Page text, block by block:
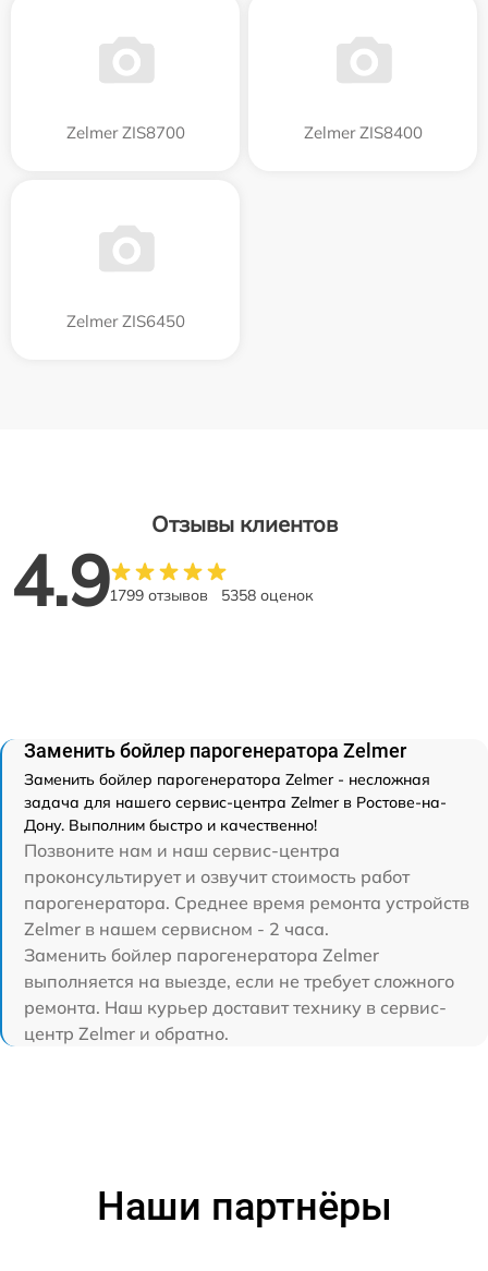
Zelmer ZIS8700 Zelmer ZIS8400
Zelmer ZIS6450
Отзывы клиентов
4.91799 отзывов 5358 оценок
Заменить бойлер парогенератора Zelmer
Заменить бойлер парогенератора Zelmer - несложная
задача для нашего сервис-центра Zelmer в Ростове-на-
Дону. Выполним быстро и качественно!
Позвоните нам и наш сервис-центра
проконсультирует и озвучит стоимость работ
парогенератора. Среднее время ремонта устройств
Zelmer в нашем сервисном - 2 часа.
Заменить бойлер парогенератора Zelmer
выполняется на выезде, если не требует сложного
ремонта. Наш курьер доставит технику в сервис-
центр Zelmer и обратно.
Наши партнёры